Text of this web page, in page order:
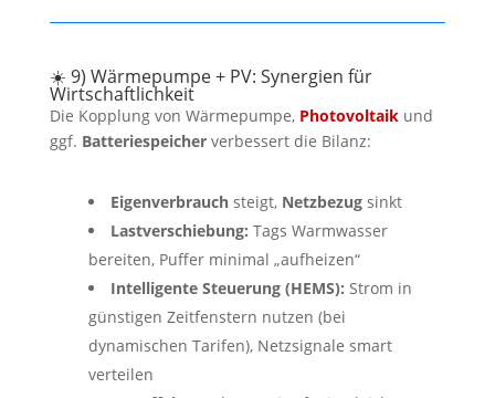
☀️ 9) Wärmepumpe + PV: Synergien für
Wirtschaftlichkeit
Die Kopplung von Wärmepumpe, Photovoltaikund
ggf. Batteriespeicherverbessert die Bilanz:
Eigenverbrauchsteigt, Netzbezugsinkt
Lastverschiebung: Tags Warmwasser
bereiten, Puffer minimal „aufheizen“
Intelligente Steuerung (HEMS): Strom in
günstigen Zeitfenstern nutzen (bei
dynamischen Tarifen), Netzsignale smart
verteilen